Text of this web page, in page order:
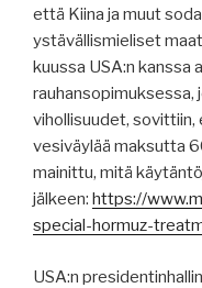
että Kiina ja muut
ystävällismieliset
kuussa USA:n kanssa
rauhansopimuksessa,
vihollisuudet,
vesiväylää maksutta
mainittu, mitä
jälkeen: https://
special-hormuz-
USA:n